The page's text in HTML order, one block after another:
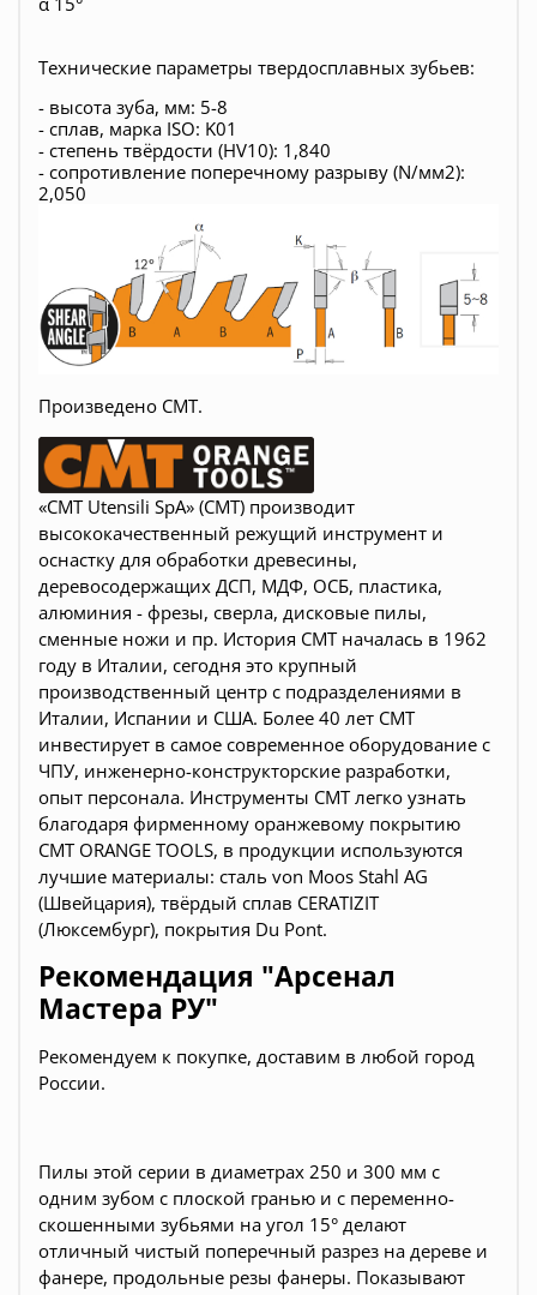
Технические параметры твердосплавных зубьев:
- высота зуба, мм: 5-8
- сплав, марка ISO: K01
- степень твёрдости (HV10): 1,840
- сопротивление поперечному разрыву (N/мм2):
2,050
Произведено CMT.
«CMT Utensili SpA» (СМТ) производит
высококачественный режущий инструмент и
оснастку для обработки древесины,
деревосодержащих ДСП, МДФ, ОСБ, пластика,
алюминия - фрезы, сверла, дисковые пилы,
сменные ножи и пр. История CMT началась в 1962
году в Италии, сегодня это крупный
производственный центр с подразделениями в
Италии, Испании и США. Более 40 лет СМТ
инвестирует в самое современное оборудование с
ЧПУ, инженерно-конструкторские разработки,
опыт персонала. Инструменты СМТ легко узнать
благодаря фирменному оранжевому покрытию
CMT ORANGE TOOLS, в продукции используются
лучшие материалы: сталь von Moos Stahl AG
(Швейцария), твёрдый сплав CERATIZIT
(Люксембург), покрытия Du Pont.
Рекомендация "Арсенал
Мастера РУ"
Рекомендуем к покупке, доставим в любой город
России.
Пилы этой серии в диаметрах 250 и 300 мм с
одним зубом с плоской гранью и с переменно-
скошенными зубьями на угол 15° делают
отличный чистый поперечный разрез на дереве и
фанере, продольные резы фанеры. Показывают